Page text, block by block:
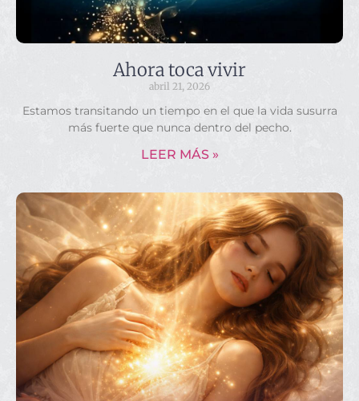
Ahora toca vivir
abril 21, 2026
Estamos transitando un tiempo en el que la vida susurra
más fuerte que nunca dentro del pecho.
LEER MÁS »